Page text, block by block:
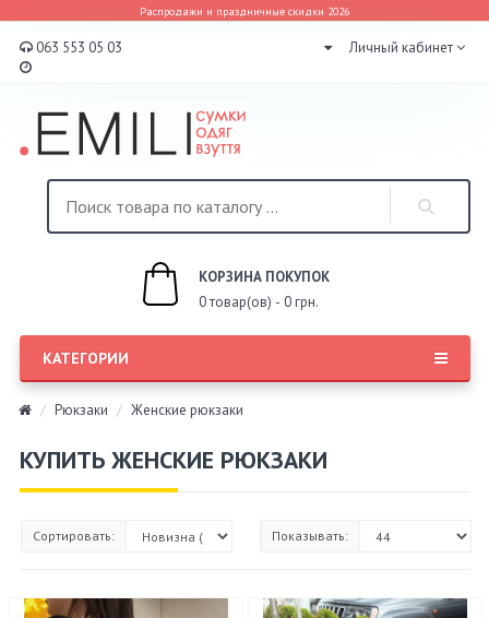
Распродажи и праздничные скидки 2026
063 553 05 03 Личный кабинет
КОРЗИНА ПОКУПОК
0 товар(ов) - 0 грн.
КАТЕГОРИИ
Рюкзаки Женские рюкзаки
КУПИТЬ ЖЕНСКИЕ РЮКЗАКИ
Сортировать: Показывать: